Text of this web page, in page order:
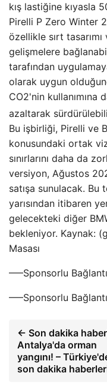
kış lastiğine kıyasla
Pirelli P Zero Winter
özellikle sırt
gelişmelere
tarafından
olarak uygun
CO2'nin kullanımına
azaltarak
Bu işbirliği, Pirelli ve
konusundaki ortak
sınırlarını daha da
versiyon, Ağustos
satışa sunulacak. Bu
yarısından itibaren
gelecekteki diğer
bekleniyor. Kaynak:
Masası
—–Sponsorlu
—–Sponsorlu
← Son dakika
Antalya'da orman
yangını! –
son dakika